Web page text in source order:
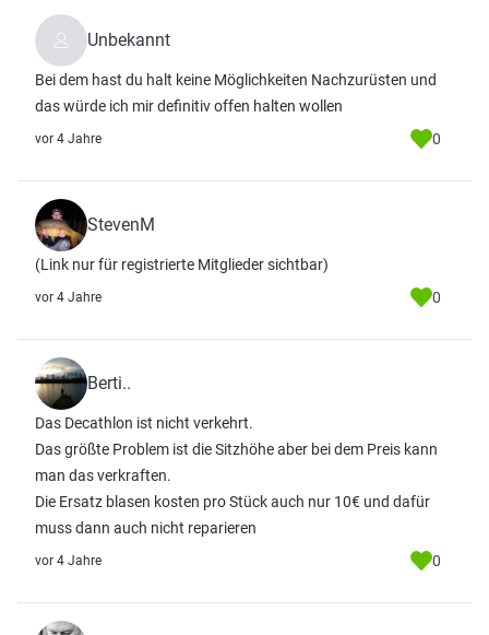
Unbekannt
Bei dem hast du halt keine Möglichkeiten Nachzurüsten und
das würde ich mir definitiv offen halten wollen
vor 4 Jahre 0
StevenM
(Link nur für registrierte Mitglieder sichtbar)
vor 4 Jahre 0
Berti..
Das Decathlon ist nicht verkehrt.
Das größte Problem ist die Sitzhöhe aber bei dem Preis kann
man das verkraften.
Die Ersatz blasen kosten pro Stück auch nur 10€ und dafür
muss dann auch nicht reparieren
vor 4 Jahre 0